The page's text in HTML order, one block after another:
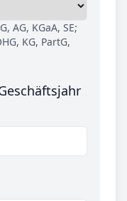
AG, KGaA, SE;
KG, PartG,